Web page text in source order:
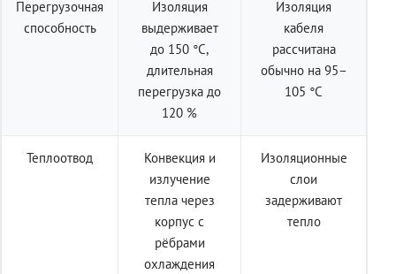
Перегрузочная
способность
Изоляция
выдерживает
до 150 °C,
длительная
перегрузка до
120 %
Изоляция
кабеля
рассчитана
обычно на 95–
105 °C
Теплоотвод
Конвекция и
излучение
тепла через
корпус с
рёбрами
охлаждения
Изоляционные
слои
задерживают
тепло